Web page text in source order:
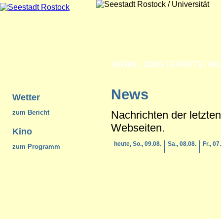
NEWS JOBS EVENTS
Wetter
zum Bericht
Kino
zum Programm
News
Nachrichten der
Webseiten.
heute, So., 09.08. Sa., 08.08. Fr.,